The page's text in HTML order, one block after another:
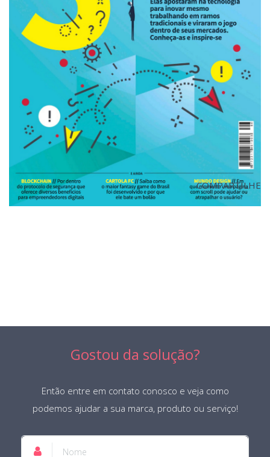
COMPARTILHE
Gostou da solução?
Então entre em contato conosco e veja como
podemos ajudar a sua marca, produto ou serviço!